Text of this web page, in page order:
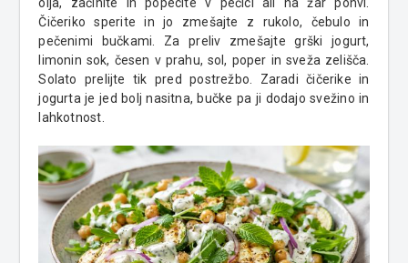
Čičeriko sperite in jo zmešajte z rukolo, čebulo in
pečenimi bučkami. Za preliv zmešajte grški jogurt,
limonin sok, česen v prahu, sol, poper in sveža zelišča.
Solato prelijte tik pred postrežbo. Zaradi čičerike in
jogurta je jed bolj nasitna, bučke pa ji dodajo svežino in
lahkotnost.